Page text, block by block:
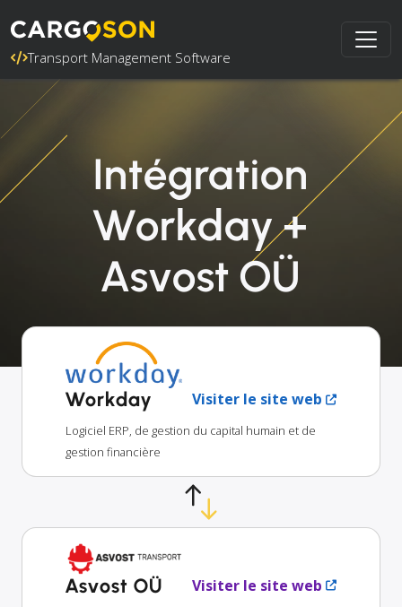
Transport Management Software
Intégration
Workday +
Asvost OÜ
Workday Visiter le site web
Logiciel ERP, de gestion du capital humain et de
gestion financière
Asvost OÜ Visiter le site web